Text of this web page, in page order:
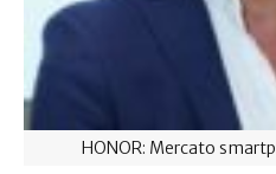
HONOR: Mercato